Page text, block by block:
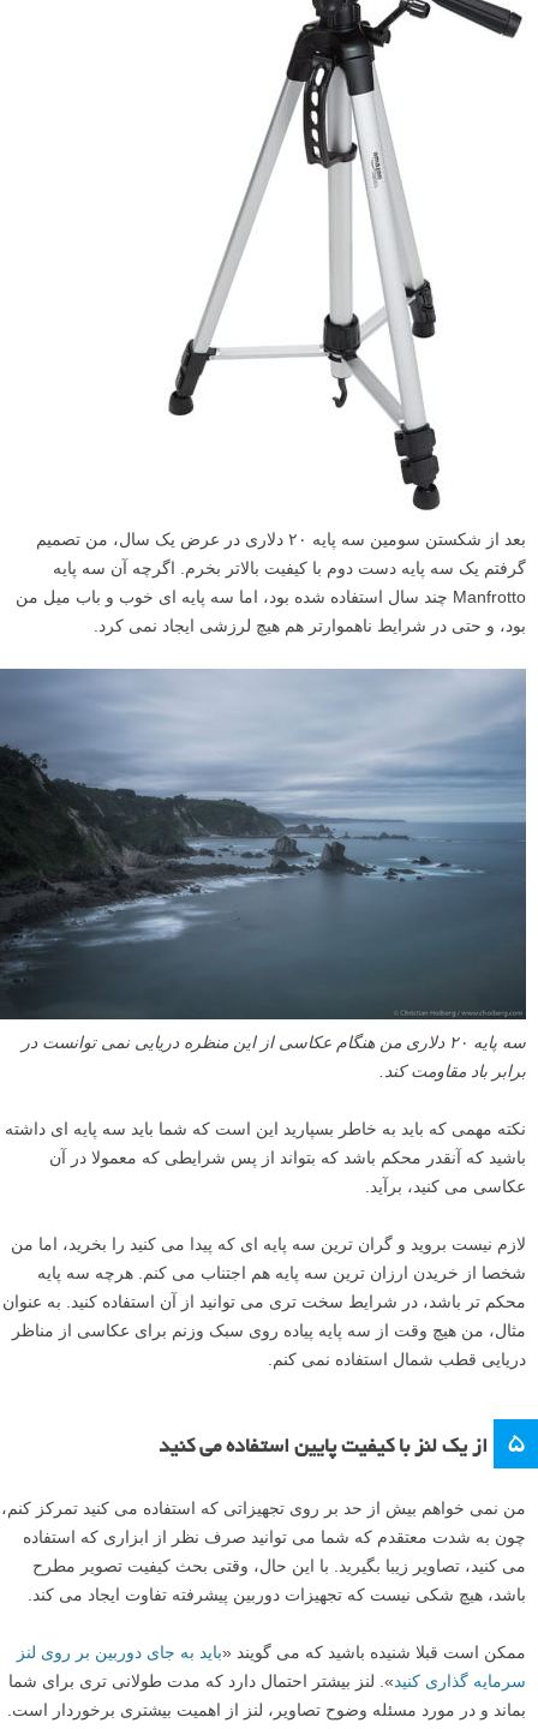
بعد از شکستن سومین سه پایه ۲۰ دلاری در عرض یک سال، من تصمیم
گرفتم یک سه پایه دست دوم با کیفیت بالاتر بخرم. اگرچه آن سه پایه
Manfrotto چند سال استفاده شده بود، اما سه پایه ای خوب و باب میل من
بود، و حتی در شرایط ناهموارتر هم هیچ لرزشی ایجاد نمی کرد.
سه پایه ۲۰ دلاری من هنگام عکاسی از این منظره دریایی نمی توانست در
برابر باد مقاومت کند.
نکته مهمی که باید به خاطر بسپارید این است که شما باید سه پایه ای داشته
باشید که آنقدر محکم باشد که بتواند از پس شرایطی که معمولا در آن
عکاسی می کنید، برآید.
لازم نیست بروید و گران ترین سه پایه ای که پیدا می کنید را بخرید، اما من
شخصا از خریدن ارزان ترین سه پایه هم اجتناب می کنم. هرچه سه پایه
محکم تر باشد، در شرایط سخت تری می توانید از آن استفاده کنید. به عنوان
مثال، من هیچ وقت از سه پایه پیاده روی سبک وزنم برای عکاسی از مناظر
دریایی قطب شمال استفاده نمی کنم.
۵ از یک لنز با کیفیت پایین استفاده می کنید
من نمی خواهم بیش از حد بر روی تجهیزاتی که استفاده می کنید تمرکز کنم،
چون به شدت معتقدم که شما می توانید صرف نظر از ابزاری که استفاده
می کنید، تصاویر زیبا بگیرید. با این حال، وقتی بحث کیفیت تصویر مطرح
باشد، هیچ شکی نیست که تجهیزات دوربین پیشرفته تفاوت ایجاد می کند.
ممکن است قبلا شنیده باشید که می گویند «باید به جای دوربین بر روی لنز
سرمایه گذاری کنید». لنز بیشتر احتمال دارد که مدت طولانی تری برای شما
بماند و در مورد مسئله وضوح تصاویر، لنز از اهمیت بیشتری برخوردار است.